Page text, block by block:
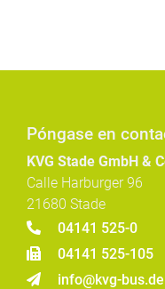
Póngase en
KVG Stade GmbH &
Calle Harburger 96
21680 Stade
04141 525-0
04141 525-105
info@kvg-bus.de